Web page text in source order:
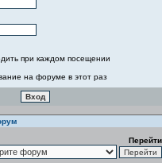
при каждом посещении
на форуме в этот раз
Перейти